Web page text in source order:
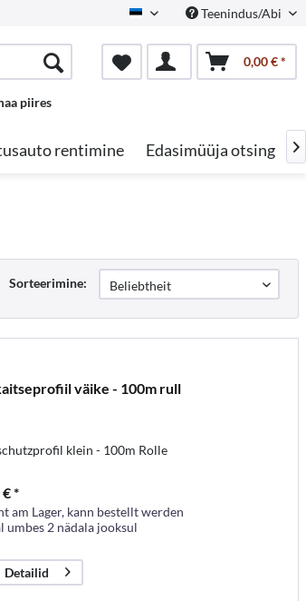
Estonian Teenindus/Abi
0,00 € *
piires
rentimine Edasimüüja otsing 
Sorteerimine:
väike - 100m rull
klein - 100m Rolle
*
am Lager, kann bestellt werden
umbes 2 nädala jooksul
Detailid